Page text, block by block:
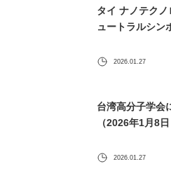
タイ ナノテク
ュートラルシン
2026.01.27
台湾高分子学会
（2026年1月8日
2026.01.27